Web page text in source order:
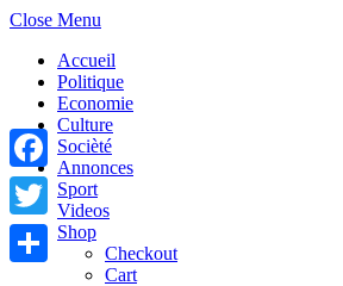
Close Menu
Accueil
Politique
Economie
Culture
Socièté
Annonces
Sport
Videos
Shop
Checkout
Cart
Facebook
Twitter